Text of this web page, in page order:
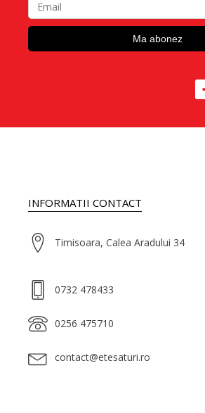
INFORMATII CONTACT
Timisoara, Calea Aradului 34
0732 478433
0256 475710
contact@etesaturi.ro